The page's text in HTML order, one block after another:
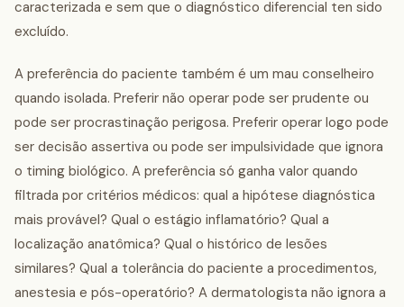
caracterizada e sem que o diagnóstico diferencial ten sido
excluído.
A preferência do paciente também é um mau conselheiro
quando isolada. Preferir não operar pode ser prudente ou
pode ser procrastinação perigosa. Preferir operar logo pode
ser decisão assertiva ou pode ser impulsividade que ignora
o timing biológico. A preferência só ganha valor quando
filtrada por critérios médicos: qual a hipótese diagnóstica
mais provável? Qual o estágio inflamatório? Qual a
localização anatômica? Qual o histórico de lesões
similares? Qual a tolerância do paciente a procedimentos,
anestesia e pós-operatório? A dermatologista não ignora a